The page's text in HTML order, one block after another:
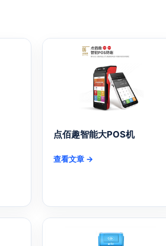
点佰趣智能大POS机
查看文章 →